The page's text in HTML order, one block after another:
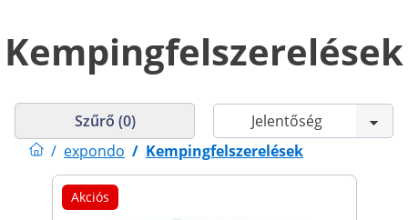
Kempingfelszerelések
/ expondo / Kempingfelszerelések
Szűrő (0)
Akciós